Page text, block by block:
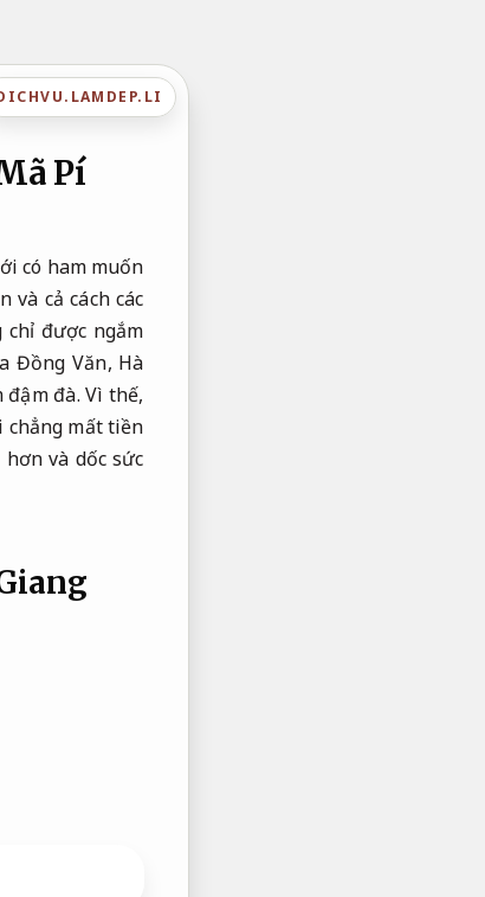
Pí
có ham muốn
cả cách các
được ngắm
Đồng Văn, Hà
đà. Vì thế,
chẳng mất tiền
và dốc sức